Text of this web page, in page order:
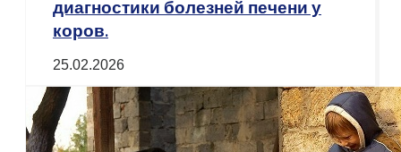
диагностики болезней печени у
коров.
25.02.2026